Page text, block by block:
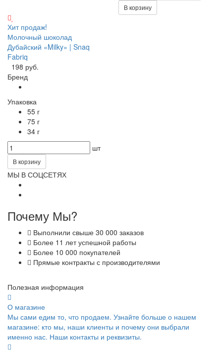
В корзину
Хит продаж!
Молочный шоколад
Дубайский «Milky» | Snaq
Fabriq
198 руб.
Бренд
Упаковка
55 г
75 г
34 г
шт
В корзину
МЫ В СОЦСЕТЯХ
Почему Мы?
Выполнили свыше 30 000 заказов
Более 11 лет успешной работы
Более 10 000 покупателей
Прямые контракты с производителями
Полезная информация
О магазине
Мы сами едим то, что продаем. Узнайте больше о нашем
магазине: кто мы, наши клиенты и почему они выбрали
именно нас. Наши контакты и реквизиты.